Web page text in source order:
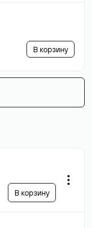
В корзину
В корзину